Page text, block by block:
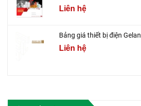
Liên hệ
Bảng giá thiết bị điện Gelan
Liên hệ